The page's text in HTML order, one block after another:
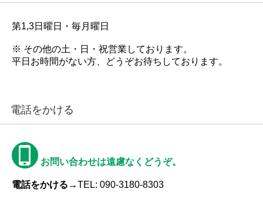
第1,3日曜日・毎月曜日
※ その他の土・日・祝営業しております。
平日お時間がない方、どうぞお待ちしております。
電話をかける
お問い合わせは遠慮なくどうぞ。
電話をかける→TEL: 090-3180-8303